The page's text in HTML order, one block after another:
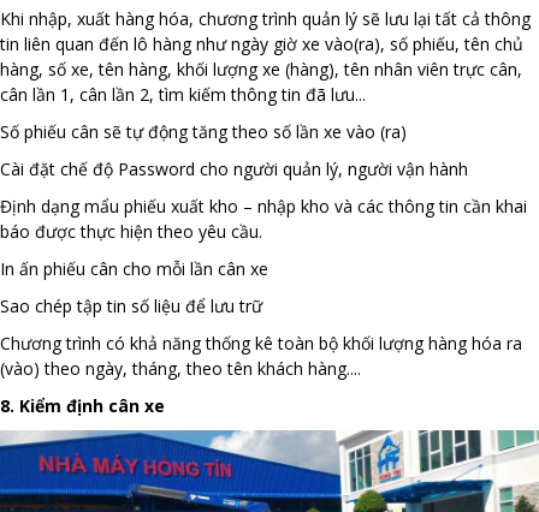
Khi nhập, xuất hàng hóa, chương trình quản lý sẽ lưu lại tất cả thông
tin liên quan đến lô hàng như ngày giờ xe vào(ra), số phiếu, tên chủ
hàng, số xe, tên hàng, khối lượng xe (hàng), tên nhân viên trực cân,
cân lần 1, cân lần 2, tìm kiếm thông tin đã lưu...
Số phiếu cân sẽ tự động tăng theo số lần xe vào (ra)
Cài đặt chế độ Password cho người quản lý, người vận hành
Định dạng mẩu phiếu xuất kho – nhập kho và các thông tin cần khai
báo được thực hiện theo yêu cầu.
In ấn phiếu cân cho mỗi lần cân xe
Sao chép tập tin số liệu để lưu trữ
Chương trình có khả năng thống kê toàn bộ khối lượng hàng hóa ra
(vào) theo ngày, tháng, theo tên khách hàng....
8. Kiểm định cân xe